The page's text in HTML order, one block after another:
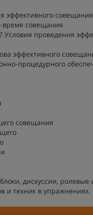
эффективного совещания
время совещания
проведения
эффективного
процедурного
совещания
дискуссии, ролевые
и техник в упражнениях.